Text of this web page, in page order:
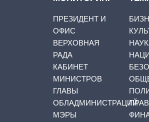
ПРЕЗИДЕНТ И
ОФИС
ВЕРХОВНАЯ
РАДА
КАБИНЕТ
МИНИСТРОВ
ГЛАВЫ
ОБЛАДМИНИСТРАЦИЙ
МЭРЫ